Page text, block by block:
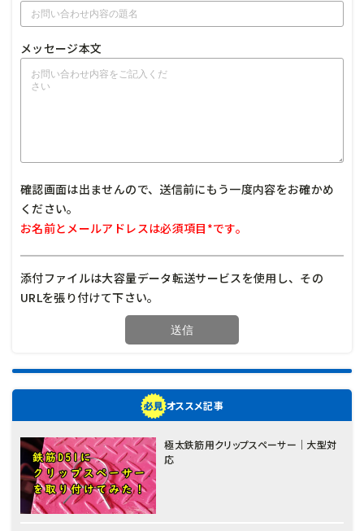
メッセージ本文
確認画面は出ませんので、送信前にもう一度内容をお確かめ
ください。
お名前とメールアドレスは必須項目*です。
添付ファイルは大容量データ転送サービスを使用し、その
URLを張り付けて下さい。
オススメ記事
極太鉄筋用クリップスペーサー｜大型対
応